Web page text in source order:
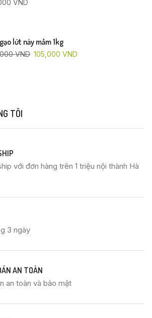
VND
lứt nảy mầm 1kg
VND 105,000VND
TÔI
với đơn hàng trên 1 triệu nội thành Hà
3 ngày
AN TOÀN
an toàn và bảo mật